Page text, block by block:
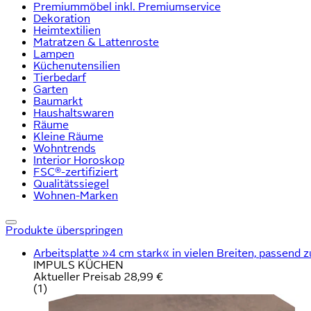
Premiummöbel inkl. Premiumservice
Dekoration
Heimtextilien
Matratzen & Lattenroste
Lampen
Küchenutensilien
Tierbedarf
Garten
Baumarkt
Haushaltswaren
Räume
Kleine Räume
Wohntrends
Interior Horoskop
FSC®-zertifiziert
Qualitätssiegel
Wohnen-Marken
Produkte überspringen
Arbeitsplatte »4 cm stark« in vielen Breiten, passend
IMPULS KÜCHEN
Aktueller Preisab 28,99 €
(1)